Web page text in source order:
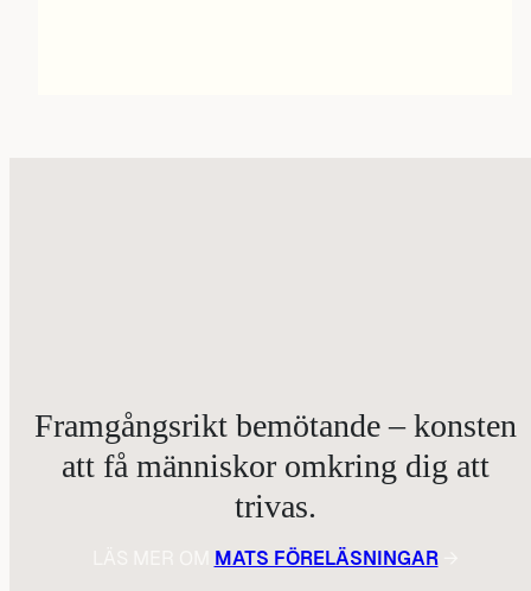
Framgångsrikt bemötande – konsten
att få människor omkring dig att
trivas.
MATS FÖRELÄSNINGAR→